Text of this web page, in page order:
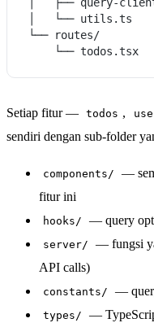
│   └── utils.ts
└── routes/
Setiap fitur — todos ,
sendiri dengan sub-folder
components/
—
fitur ini
hooks/ — query
server/
— fungsi
API calls)
constants/ —
types/
—